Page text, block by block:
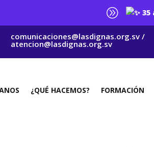
A 35
comunicaciones@lasdignas.org.sv /
atencion@lasdignas.org.sv
¿QUÉ HACEMOS? FORMACIÓN